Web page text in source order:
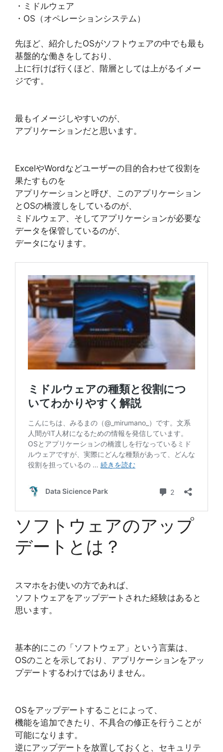
・ミドルウェア
・OS（オペレーションシステム）
先ほど、紹介したOSがソフトウェアの中でも最も
基盤的な働きをしており、
上に行けば行くほど、階層としては上がるイメー
ジです。
最もイメージしやすいのが、
アプリケーションだと思います。
ExcelやWordなどユーザーの目的合わせて役割を
果たすものを
アプリケーションと呼び、このアプリケーション
とOSの橋渡しをしているのが、
ミドルウェア、そしてアプリケーションが必要な
データを保管しているのが、
データになります。
ソフトウェアのアップ
デートとは？
スマホをお使いの方であれば、
ソフトウェアをアップデートされた経験はあると
思います。
基本的にこの「ソフトウェア」という言葉は、
OSのことを示しており、アプリケーションをアッ
プデートするわけではありません。
OSをアップデートすることによって、
機能を追加できたり、不具合の修正を行うことが
可能になります。
逆にアップデートを放置しておくと、セキュリテ